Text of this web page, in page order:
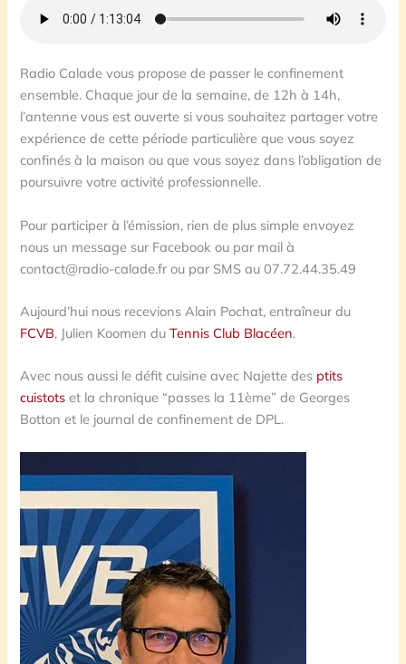
Radio Calade vous propose de passer le confinement
ensemble. Chaque jour de la semaine, de 12h à 14h,
l’antenne vous est ouverte si vous souhaitez partager votre
expérience de cette période particulière que vous soyez
confinés à la maison ou que vous soyez dans l’obligation de
poursuivre votre activité professionnelle.
Pour participer à l’émission, rien de plus simple envoyez
nous un message sur Facebook ou par mail à
contact@radio-calade.fr ou par SMS au 07.72.44.35.49
Aujourd’hui nous recevions Alain Pochat, entraîneur du
FCVB, Julien Koomen duTennis Club Blacéen.
Avec nous aussi le défit cuisine avec Najette des ptits
cuistots et la chronique “passes la 11ème” de Georges
Botton et le journal de confinement de DPL.